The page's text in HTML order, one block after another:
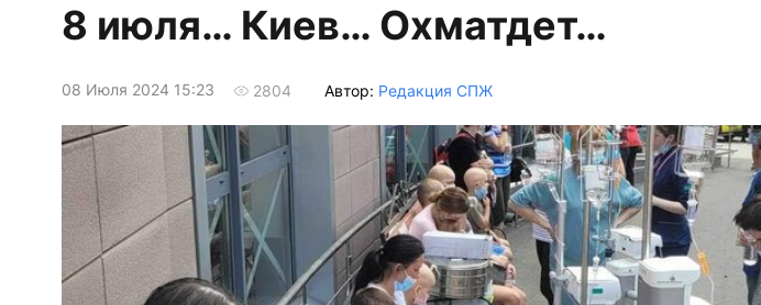
8 июля… Киев… Охматдет…
08 Июля 2024 15:23 2804 Автор: Редакция СПЖ